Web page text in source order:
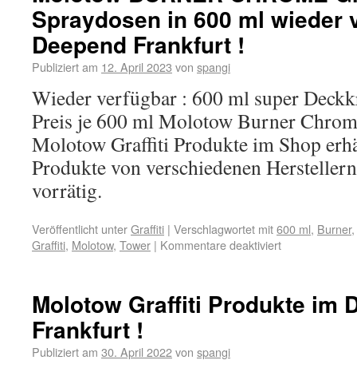
Spraydosen in 600 ml wieder
Deepend Frankfurt !
Publiziert am 12. April 2023 von spangi
Wieder verfügbar : 600 ml super
Preis je 600 ml Molotow Burner
Molotow Graffiti Produkte im Shop
Produkte von verschiedenen
vorrätig.
Veröffentlicht unterGraffiti | Verschlagwortet mit600 ml, Burner,
Graffiti, Molotow, Tower | Kommentare deaktiviert
Molotow Graffiti Produkte im
Frankfurt !
Publiziert am 30. April 2022von spangi